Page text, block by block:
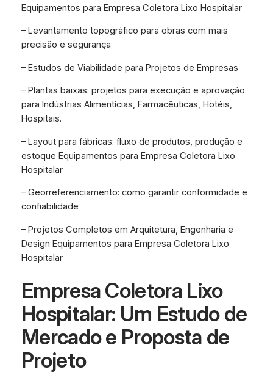
Equipamentos para Empresa Coletora Lixo Hospitalar
– Levantamento topográfico para obras com mais
precisão e segurança
– Estudos de Viabilidade para Projetos de Empresas
– Plantas baixas: projetos para execução e aprovação
para Indústrias Alimentícias, Farmacêuticas, Hotéis,
Hospitais.
– Layout para fábricas: fluxo de produtos, produção e
estoque Equipamentos para Empresa Coletora Lixo
Hospitalar
– Georreferenciamento: como garantir conformidade e
confiabilidade
– Projetos Completos em Arquitetura, Engenharia e
Design Equipamentos para Empresa Coletora Lixo
Hospitalar
Empresa Coletora Lixo
Hospitalar: Um Estudo de
Mercado e Proposta de
Projeto